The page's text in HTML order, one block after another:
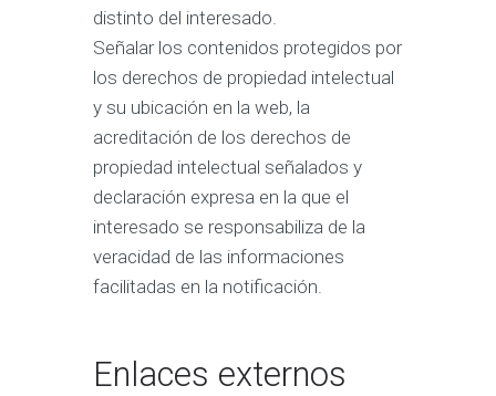
distinto del interesado.
Señalar los contenidos protegidos por
los derechos de propiedad intelectual
y su ubicación en la web, la
acreditación de los derechos de
propiedad intelectual señalados y
declaración expresa en la que el
interesado se responsabiliza de la
veracidad de las informaciones
facilitadas en la notificación.
Enlaces externos